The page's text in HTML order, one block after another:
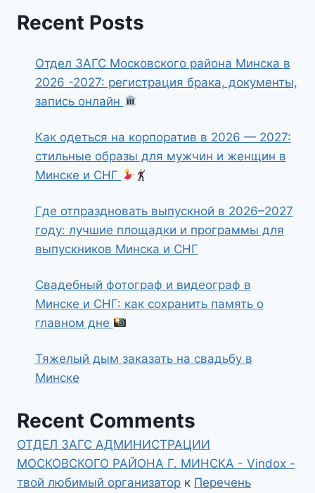
Recent Posts
Отдел ЗАГС Московского района Минска в
2026 -2027: регистрация брака, документы,
запись онлайн
Как одеться на корпоратив в 2026 — 2027:
стильные образы для мужчин и женщин в
Минске и СНГ
Где отпраздновать выпускной в 2026–2027
году: лучшие площадки и программы для
выпускников Минска и СНГ
Свадебный фотограф и видеограф в
Минске и СНГ: как сохранить память о
главном дне
Тяжелый дым заказать на свадьбу в
Минске
Recent Comments
ОТДЕЛ ЗАГС АДМИНИСТРАЦИИ
МОСКОВСКОГО РАЙОНА Г. МИНСКА - Vindox -
твой любимый организатор к Перечень